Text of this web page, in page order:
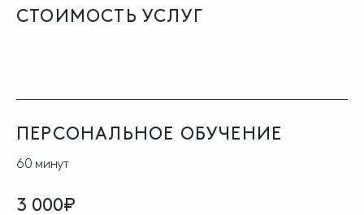
СТОИМОСТЬ УСЛУГ
ПЕРСОНАЛЬНОЕ ОБУЧЕНИЕ
60 минут
3 000₽